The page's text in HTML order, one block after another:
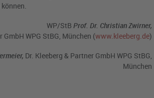
WP/StB Prof. Dr. Christian Zwirner,
GmbH WPG StBG, München (www.kleeberg.de)
Dr. Kleeberg & Partner GmbH WPG StBG,
München